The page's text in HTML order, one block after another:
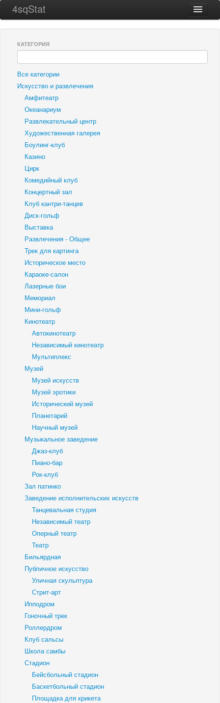
4sqStat
Города
О проекте
Контакты
КАТЕГОРИЯ
Все категории
Искусство и развлечения
Амфитеатр
Океанариум
Развлекательный центр
Художественная галерея
Боулинг-клуб
Казино
Цирк
Комедийный клуб
Концертный зал
Клуб кантри-танцев
Диск-гольф
Выставка
Развлечения - Общее
Трек для картинга
Историческое место
Караоке-салон
Лазерные бои
Мемориал
Мини-гольф
Кинотеатр
Автокинотеатр
Независимый кинотеатр
Мультиплекс
Музей
Музей искусств
Музей эротики
Исторический музей
Планетарий
Научный музей
Музыкальное заведение
Джаз-клуб
Пиано-бар
Рок-клуб
Зал патинко
Заведение исполнительских искусств
Танцевальная студия
Независимый театр
Оперный театр
Театр
Бильярдная
Публичное искусство
Уличная скульптура
Стрит-арт
Ипподром
Гоночный трек
Роллердром
Клуб сальсы
Школа самбы
Стадион
Бейсбольный стадион
Баскетбольный стадион
Площадка для крикета